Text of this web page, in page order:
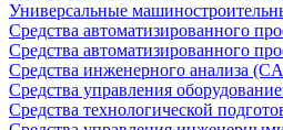
Универсальные
Средства автоматизированного
Средства автоматизированного
Средства инженерного анализа
Средства управления
Средства технологической